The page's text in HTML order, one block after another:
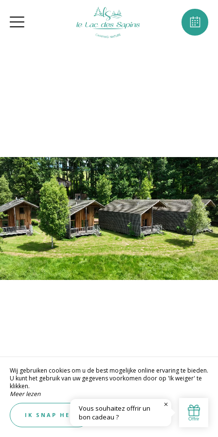
Wij gebruiken cookies om u de best mogelijke online ervaring te bieden.
U kunt het gebruik van uw gegevens voorkomen door op 'Ik weiger' te
klikken.
Meer lezen
IK SNAP HET Ik weiger